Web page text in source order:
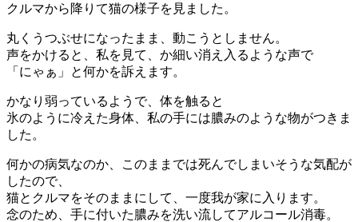
クルマから降りて猫の様子を見ました。
丸くうつぶせになったまま、動こうとしません。
声をかけると、私を見て、か細い消え入るような声で
「にゃぁ」と何かを訴えます。
かなり弱っているようで、体を触ると
氷のように冷えた身体、私の手には膿みのような物がつきま
した。
何かの病気なのか、このままでは死んでしまいそうな気配が
したので、
猫とクルマをそのままにして、一度我が家に入ります。
念のため、手に付いた膿みを洗い流してアルコール消毒。